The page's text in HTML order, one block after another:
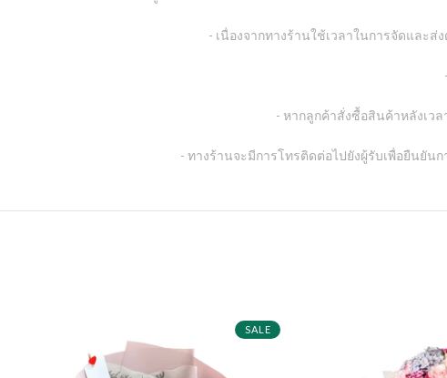
- เนื่องจากทางร้านใช้เวลาในการจัดและ
- หากลูกค้าสั่งซื้อสินค้าหลังเว
- ทางร้านจะมีการโทรติดต่อไปยังผู้รับเพื่อยืนยัน
SALE